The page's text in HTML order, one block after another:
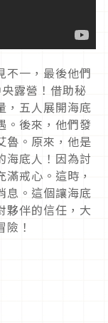
不一，最後他們
露營！借助秘
，五人展開海底
。後來，他們發
魯。原來，他是
海底人！因為討
戒心。這時，
息。這個讓海底
夥伴的信任，大
！